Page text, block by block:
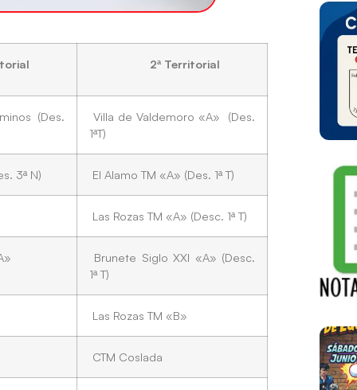
2ª Territorial
(Des.
Villa de Valdemoro «A» (Des.
1ªT)
3ª N) El Alamo TM «A» (Des. 1ª T)
Las Rozas TM «A» (Desc. 1ª T)
Brunete Siglo XXI «A» (Desc.
1ª T)
Las Rozas TM «B»
CTM Coslada